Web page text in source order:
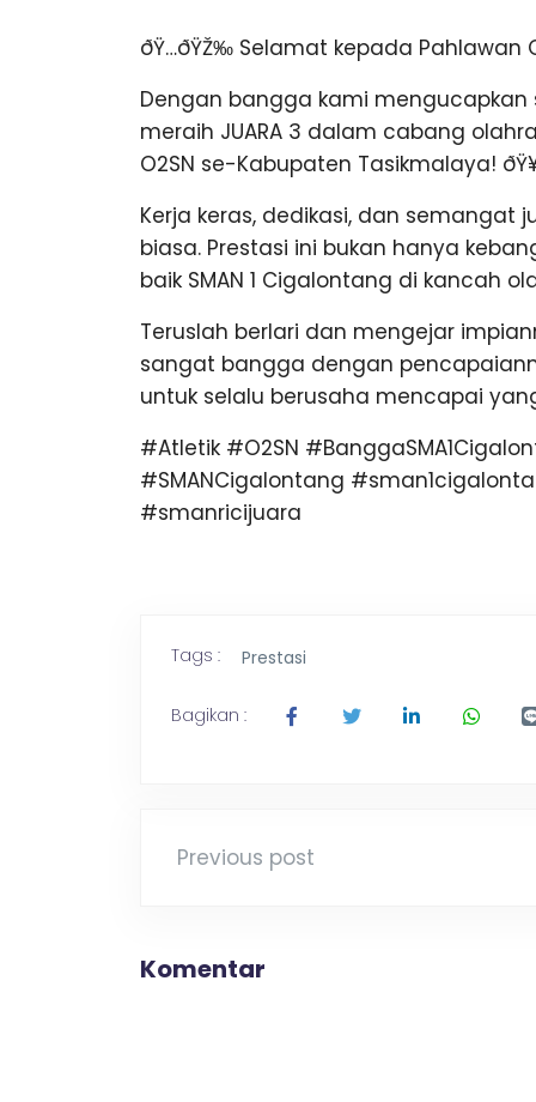
ðŸ…ðŸŽ‰ Selamat kepada Pahlawan
Dengan bangga kami mengucapkan
meraih JUARA 3 dalam cabang
O2SN se-Kabupaten Tasikmalaya!
Kerja keras, dedikasi, dan
biasa. Prestasi ini bukan hanya
baik SMAN 1 Cigalontang di kancah
Teruslah berlari dan mengejar
sangat bangga dengan
untuk selalu berusaha mencapai
#Atletik #O2SN
#SMANCigalontang
#smanricijuara
Tags : Prestasi
Bagikan :
Previous post
Komentar